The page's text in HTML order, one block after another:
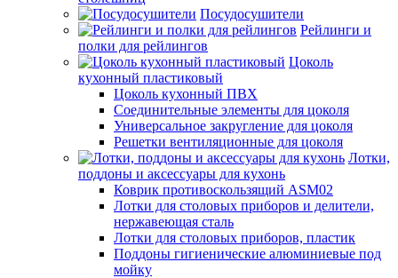
Посудосушители
Рейлинги и
полки для рейлингов
Цоколь
кухонный пластиковый
Цоколь кухонный ПВХ
Соединительные элементы для цоколя
Универсальное закругление для цоколя
Решетки вентиляционные для цоколя
Лотки,
поддоны и аксессуары для кухонь
Коврик противоскользящий ASM02
Лотки для столовых приборов и делители,
нержавеющая сталь
Лотки для столовых приборов, пластик
Поддоны гигиенические алюминиевые под
мойку